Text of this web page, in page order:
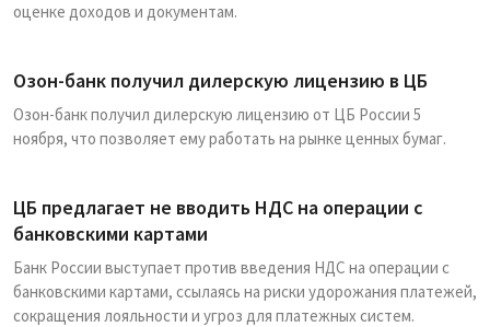
оценке доходов и документам.
Озон-банк получил дилерскую лицензию в ЦБ
Озон-банк получил дилерскую лицензию от ЦБ России 5
ноября, что позволяет ему работать на рынке ценных бумаг.
ЦБ предлагает не вводить НДС на операции с
банковскими картами
Банк России выступает против введения НДС на операции с
банковскими картами, ссылаясь на риски удорожания платежей,
сокращения лояльности и угроз для платежных систем.